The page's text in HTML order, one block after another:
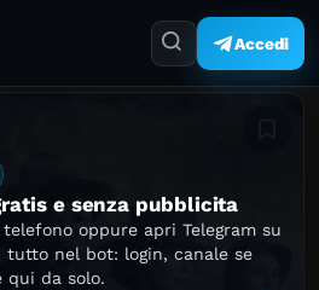
Accedi
e senza pubblicita
oppure apri Telegram su
tutto nel bot: login, canale se
qui da solo.